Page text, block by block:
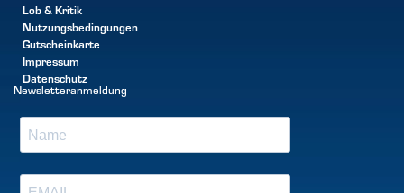
Lob & Kritik
Nutzungsbedingungen
Gutscheinkarte
Impressum
Datenschutz
Newsletteranmeldung